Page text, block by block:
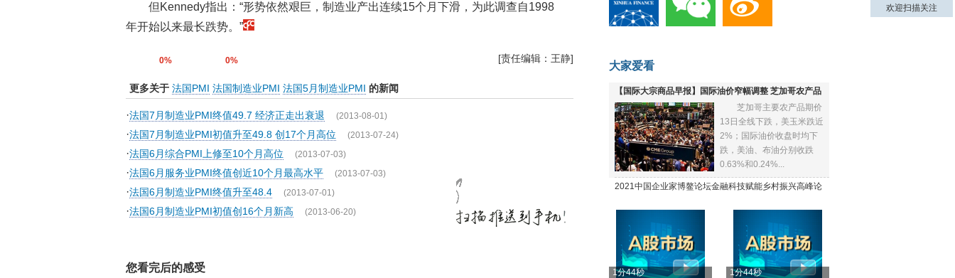
但Kennedy指出：“形势依然艰巨，制造业产出连续15个月下滑，为此调查自1998
年开始以来最长跌势。”
0% 0% [责任编辑：王静]
更多关于 法国PMI 法国制造业PMI 法国5月制造业PMI 的新闻
·法国7月制造业PMI终值49.7 经济正走出衰退 (2013-08-01)
·法国7月制造业PMI初值升至49.8 创17个月高位 (2013-07-24)
·法国6月综合PMI上修至10个月高位 (2013-07-03)
·法国6月服务业PMI终值创近10个月最高水平 (2013-07-03)
·法国6月制造业PMI终值升至48.4 (2013-07-01)
·法国6月制造业PMI初值创16个月新高 (2013-06-20)
您看完后的感受
大家爱看
【国际大宗商品早报】国际油价窄幅调整 芝加哥农产品
全线下跌
芝加哥主要农产品期价
13日全线下跌，美玉米跌近
2%；国际油价收盘时均下
跌，美油、布油分别收跌
0.63%和0.24%...
2021中国企业家博鳌论坛金融科技赋能乡村振兴高峰论
1分44秒
1分44秒
欢迎扫描关注